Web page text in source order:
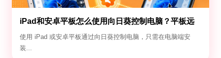
iPad和安卓平板怎么使用向日葵控制电脑？平板远
控电脑教程
使用 iPad 或安卓平板通过向日葵控制电脑，只需在电脑端安
装...